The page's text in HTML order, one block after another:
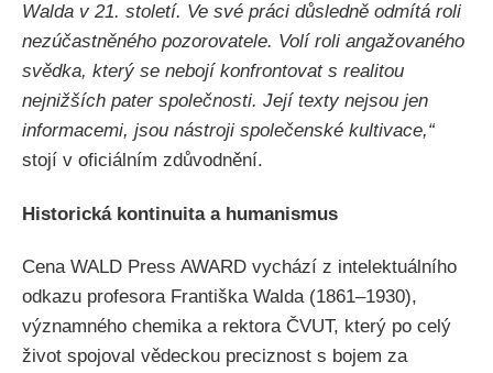
Walda v 21. století. Ve své práci důsledně odmítá roli
nezúčastněného pozorovatele. Volí roli angažovaného
svědka, který se nebojí konfrontovat s realitou
nejnižších pater společnosti. Její texty nejsou jen
informacemi, jsou nástroji společenské kultivace,“
stojí v oficiálním zdůvodnění.
Historická kontinuita a humanismus
Cena WALD Press AWARD vychází z intelektuálního
odkazu profesora Františka Walda (1861–1930),
významného chemika a rektora ČVUT, který po celý
život spojoval vědeckou preciznost s bojem za